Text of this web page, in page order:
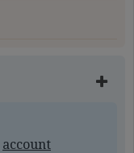
account